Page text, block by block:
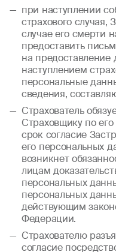
при наступлении
страхового случая,
случае его смерти
предоставить
на предоставление
наступлением
персональные
сведения,
Страхователь
Страховщику по
срок согласие
его персональных
возникнет
лицам
персональных
персональных
действующим
Федерации.
Страхователю
согласие